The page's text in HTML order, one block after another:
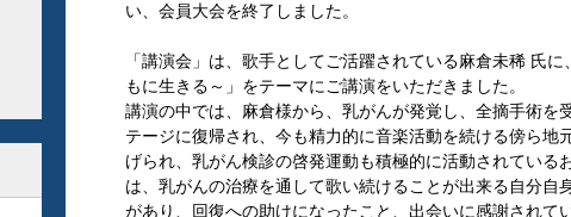
い、会員大会を終了しました。
「講演会」は、歌手としてご活躍されている麻倉未稀 氏
もに生きる～」をテーマにご講演をいただきました。
講演の中では、麻倉様から、乳がんが発覚し、全摘手術を
テージに復帰され、今も精力的に音楽活動を続ける傍ら地
げられ、乳がん検診の啓発運動も積極的に活動されている
は、乳がんの治療を通して歌い続けることが出来る自分自
があり、回復への助けになったこと、出会いに感謝されて